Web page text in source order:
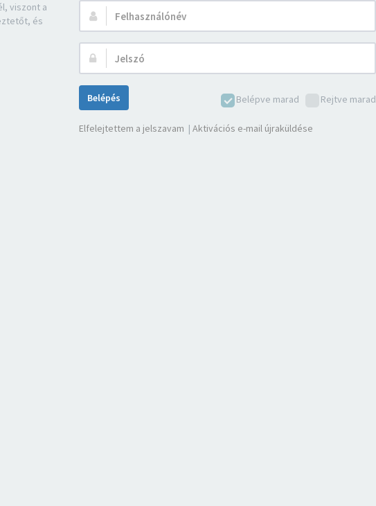
viszont a
és
Felhasználónév:
Jelszó:
Belépve marad Rejtve marad
Belépés
Elfelejtettem a jelszavam | Aktivációs e-mail újraküldése